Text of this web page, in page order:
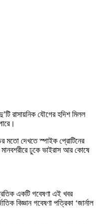
রাসায়নিক যৌগের হদিশ মিলল
মতো দেখতে স্পাইক প্রোটিনের
ঢুকে ভাইরাস আর কোষে
একটি গবেষণা এই খবর
বিজ্ঞান গবেষণা পত্রিকা ‘জার্নাল